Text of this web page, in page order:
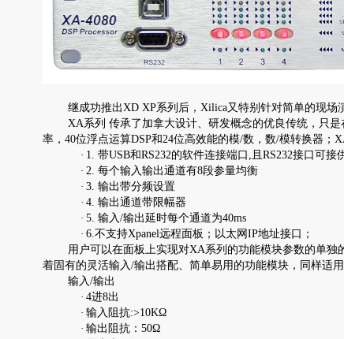
继成功推出XD XP系列后，Xilica又特别针对简单的现场
XA系列 传承了加拿大设计、研发概念的优良传统，只
率，40位浮点运算DSP和24位高效能的模/数，数/模转换器；
· 1. 带USB和RS232的软件连接端口,且RS232接口可接
· 2. 每个输入输出通道有8段参量均衡
· 3. 输出带分频设置
· 4. 输出通道带限幅器
· 5. 输入/输出延时每个通道为40ms
· 6.不支持Xpanel远程面板；以太网IP地址接口；
用户可以在面板上实现对XA系列的功能模块参数的单
着固有的灵活输入/输出搭配、简单易用的功能模块，同样适用
输入/输出
· 4进8出
· 输入阻抗:>10KΩ
· 输出阻抗：50Ω